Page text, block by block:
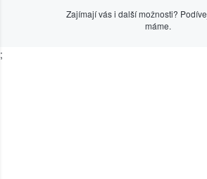
Zajímají vás i další možnosti?
máme.
;